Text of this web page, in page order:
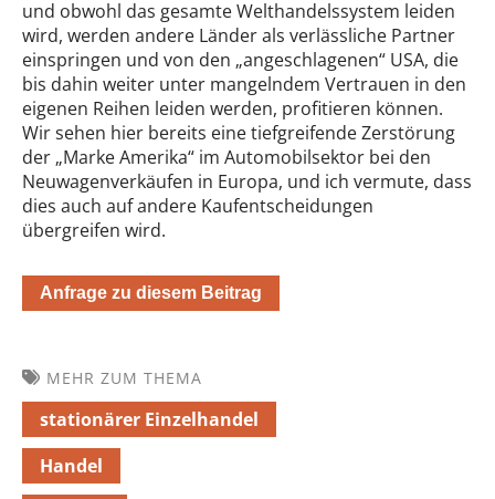
und obwohl das gesamte Welthandelssystem leiden
wird, werden andere Länder als verlässliche Partner
einspringen und von den „angeschlagenen“ USA, die
bis dahin weiter unter mangelndem Vertrauen in den
eigenen Reihen leiden werden, profitieren können.
Wir sehen hier bereits eine tiefgreifende Zerstörung
der „Marke Amerika“ im Automobilsektor bei den
Neuwagenverkäufen in Europa, und ich vermute, dass
dies auch auf andere Kaufentscheidungen
übergreifen wird.
Anfrage zu diesem Beitrag
MEHR ZUM THEMA
stationärer Einzelhandel
Handel